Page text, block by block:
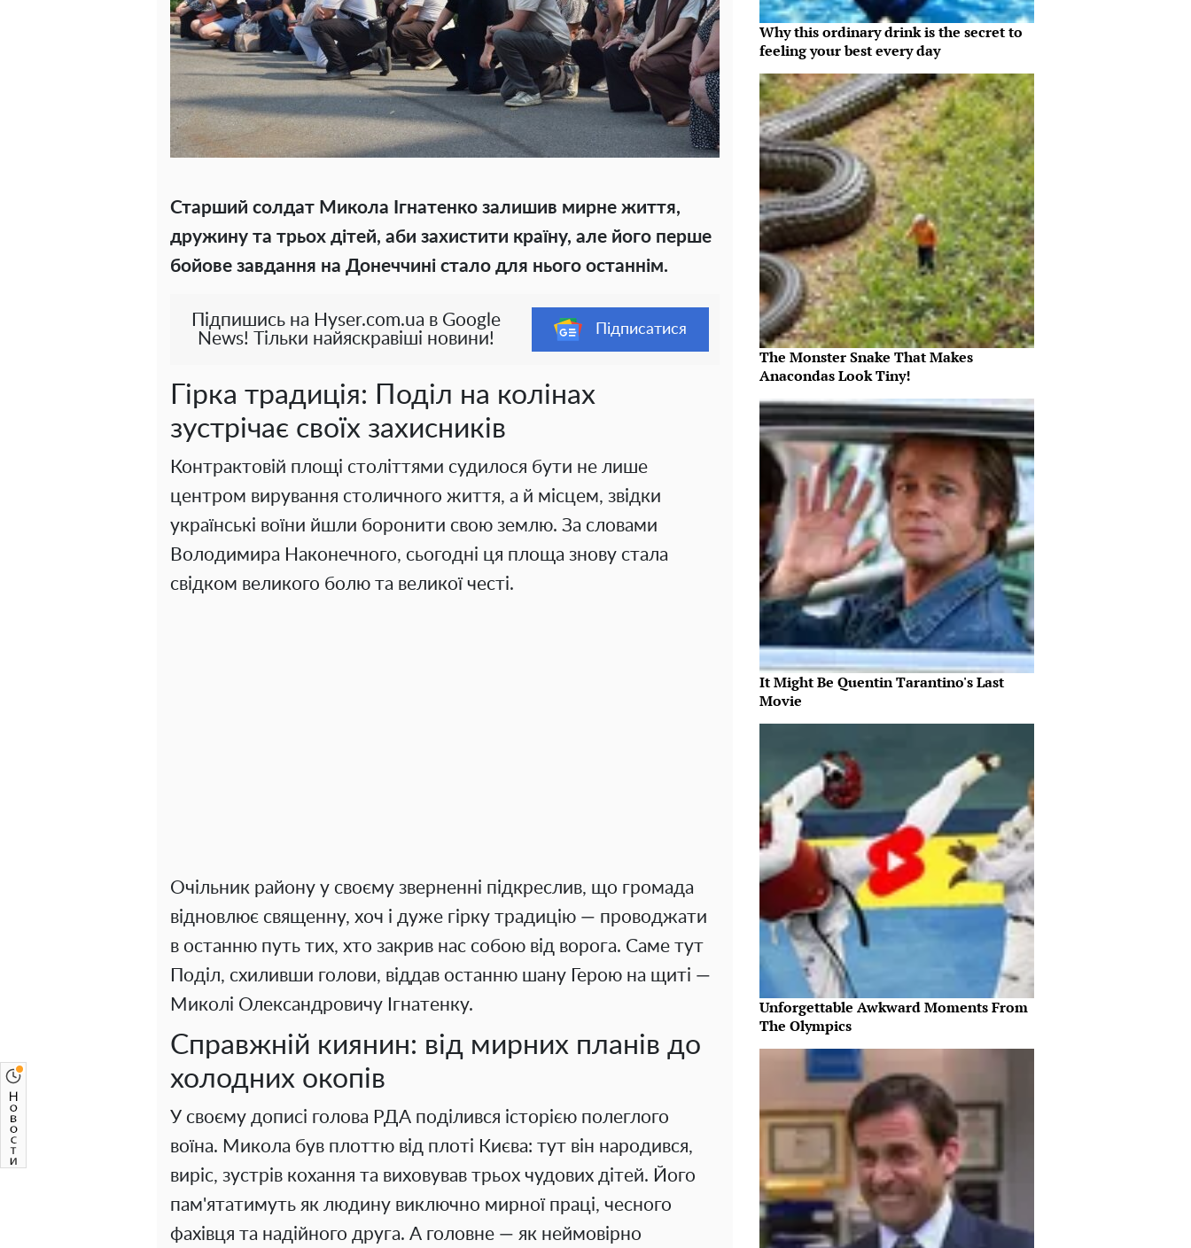
Старший солдат Микола Ігнатенко залишив мирне життя,
дружину та трьох дітей, аби захистити країну, але його перше
бойове завдання на Донеччині стало для нього останнім.
Підпишись на Hyser.com.ua в Google
News! Тільки найяскравіші новини!
Підписатися
Гірка традиція: Поділ на колінах
зустрічає своїх захисників
Контрактовій площі століттями судилося бути не лише
центром вирування столичного життя, а й місцем, звідки
українські воїни йшли боронити свою землю. За словами
Володимира Наконечного, сьогодні ця площа знову стала
свідком великого болю та великої честі.
Очільник району у своєму зверненні підкреслив, що громада
відновлює священну, хоч і дуже гірку традицію — проводжати
в останню путь тих, хто закрив нас собою від ворога. Саме тут
Поділ, схиливши голови, віддав останню шану Герою на щиті —
Миколі Олександровичу Ігнатенку.
Справжній киянин: від мирних планів до
холодних окопів
У своєму дописі голова РДА поділився історією полеглого
воїна. Микола був плоттю від плоті Києва: тут він народився,
виріс, зустрів кохання та виховував трьох чудових дітей. Його
пам'ятатимуть як людину виключно мирної праці, чесного
фахівця та надійного друга. А головне — як неймовірно
Why this ordinary drink is the secret to
feeling your best every day
The Monster Snake That Makes
Anacondas Look Tiny!
It Might Be Quentin Tarantino's Last
Movie
Unforgettable Awkward Moments From
The Olympics